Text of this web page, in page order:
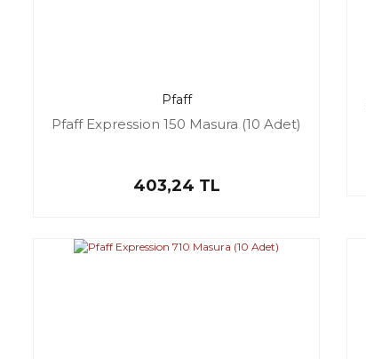
Pfaff
Pfaff Expression 150 Masura (10 Adet)
403,24 TL